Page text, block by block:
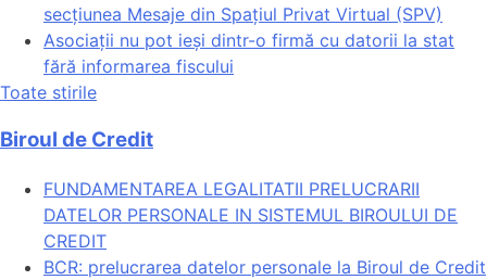
secțiunea Mesaje din Spațiul Privat Virtual (SPV)
Asociații nu pot ieși dintr-o firmă cu datorii la stat
fără informarea fiscului
Toate stirile
Biroul de Credit
FUNDAMENTAREA LEGALITATII PRELUCRARII
DATELOR PERSONALE IN SISTEMUL BIROULUI DE
CREDIT
BCR: prelucrarea datelor personale la Biroul de Credit